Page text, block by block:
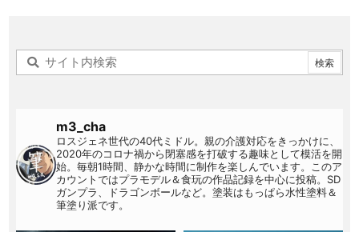
m3_cha
ロスジェネ世代の40代ミドル。親の介護対応をきっかけに、
2020年のコロナ禍から閉塞感を打破する趣味として模活を開
始。毎朝1時間、静かな時間に制作を楽しんでいます。このア
カウントではプラモデル＆食玩の作品記録を中心に投稿。SD
ガンプラ、ドラゴンボールなど。塗装はもっぱら水性塗料＆
筆塗り派です。